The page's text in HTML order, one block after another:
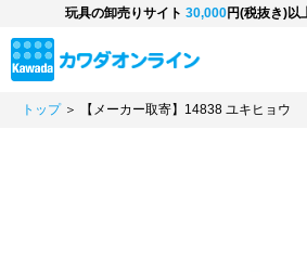
玩具の卸売りサイト 30,000円(税抜き)以
トップ＞ 【メーカー取寄】14838 ユキヒョウ